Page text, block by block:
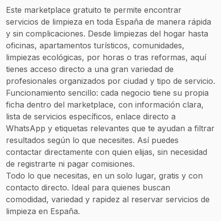
coche
Evaluación y
presupuesto sin
coste ni
compromiso
Atención y
reservas vía
WhatsApp o
teléfono
Este marketplace gratuito te permite encontrar
servicios de limpieza en toda España de manera rápida
y sin complicaciones. Desde limpiezas del hogar hasta
oficinas, apartamentos turísticos, comunidades,
limpiezas ecológicas, por horas o tras reformas, aquí
tienes acceso directo a una gran variedad de
profesionales organizados por ciudad y tipo de servicio.
Funcionamiento sencillo: cada negocio tiene su propia
ficha dentro del marketplace, con información clara,
lista de servicios específicos, enlace directo a
WhatsApp y etiquetas relevantes que te ayudan a filtrar
resultados según lo que necesites. Así puedes
contactar directamente con quien elijas, sin necesidad
de registrarte ni pagar comisiones.
Todo lo que necesitas, en un solo lugar, gratis y con
contacto directo. Ideal para quienes buscan
comodidad, variedad y rapidez al reservar servicios de
limpieza en España.